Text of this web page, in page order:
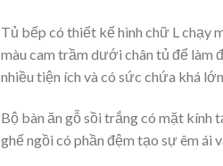
Tủ bếp có thiết kế hình chữ L chạy
màu cam trầm dưới chân tủ để làm
nhiều tiện ích và có sức chứa khá
Bộ bàn ăn gỗ sồi trắng có mặt kính
ghế ngồi có phần đệm tạo sự êm ái